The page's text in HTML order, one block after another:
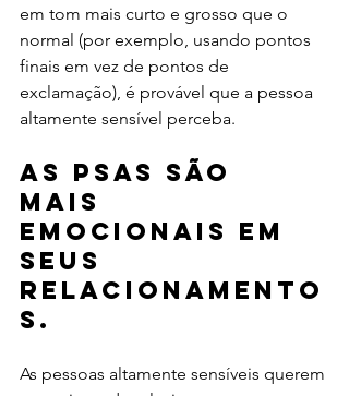
em tom mais curto e grosso que o
normal (por exemplo, usando pontos
finais em vez de pontos de
exclamação), é provável que a pessoa
altamente sensível perceba.
As PSAs são
mais
emocionais em
seus
relacionamento
s.
As pessoas altamente sensíveis querem